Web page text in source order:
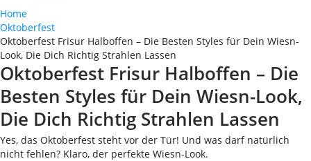
Home
Oktoberfest
Oktoberfest Frisur Halboffen – Die Besten Styles für Dein Wiesn-
Look, Die Dich Richtig Strahlen Lassen
Oktoberfest Frisur Halboffen – Die
Besten Styles für Dein Wiesn-Look,
Die Dich Richtig Strahlen Lassen
Yes, das Oktoberfest steht vor der Tür! Und was darf natürlich
nicht fehlen? Klaro, der perfekte Wiesn-Look.